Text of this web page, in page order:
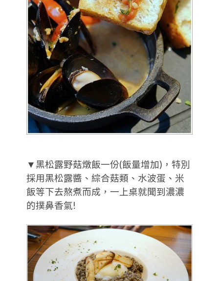
▼黑松露野菇燉飯一份(飯量增加)，特別
採用黑松露醬、綜合菇類、水波蛋、米
飯等下去熬煮而成，一上桌就聞到濃濃
的撲鼻香氣!